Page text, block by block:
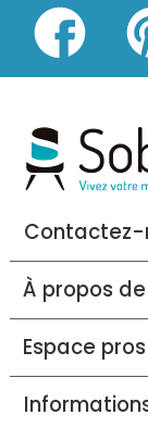
Contactez-
À propos
Espace pros